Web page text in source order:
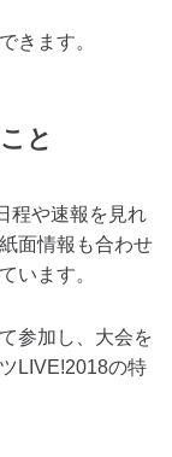
きます。
と
程や速報を見れ
面情報も合わせ
います。
参加し、大会を
LIVE!2018の特